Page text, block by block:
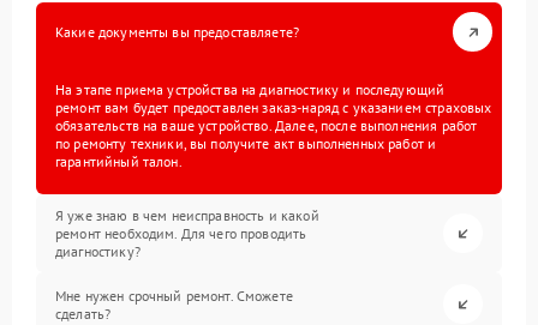
Какие документы вы предоставляете?
На этапе приема устройства на диагностику и последующий
ремонт вам будет предоставлен заказ-наряд с указанием страховых
обязательств на ваше устройство. Далее, после выполнения работ
по ремонту техники, вы получите акт выполненных работ и
гарантийный талон.
Я уже знаю в чем неисправность и какой
ремонт необходим. Для чего проводить
диагностику?
Мне нужен срочный ремонт. Сможете
сделать?